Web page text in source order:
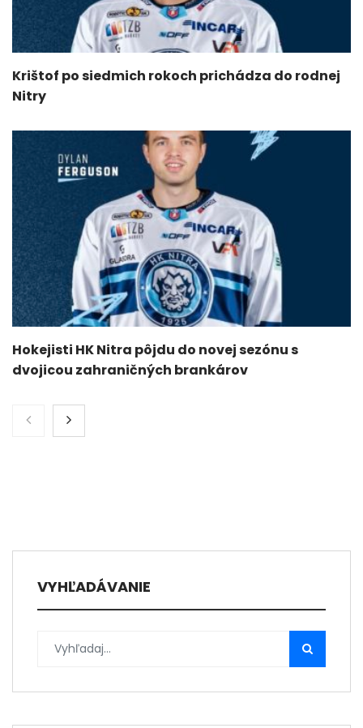
Krištof po siedmich rokoch prichádza do rodnej
Nitry
Hokejisti HK Nitra pôjdu do novej sezónu s
dvojicou zahraničných brankárov
VYHĽADÁVANIE